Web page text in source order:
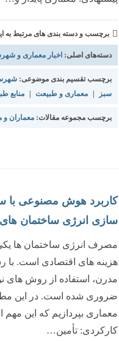
برچسب و دسته بندی های مرتبط به
دسته‌های اصلی: اخبار معماری و
برچسب تقسیم بندی موضوعی:
سبز
معماری و طبیعت منابع
برچسب مجموعه مقالات: معماران
کاربرد هوش مصنوعی با
سازی انرژی ساختمان
مصرف انرژی ساختمان ها
هزینه های اقتصادی است. با
مدرن، استفاده از روش های
ضروری شده است. در این
معماری بپردازیم که این
کارکردی: تأمین…